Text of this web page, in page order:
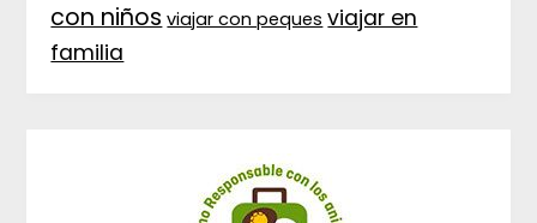
con niños viajar con peques viajar en
familia